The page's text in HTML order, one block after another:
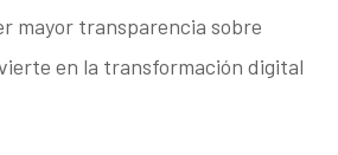
mayor transparencia sobre
en la transformación digital